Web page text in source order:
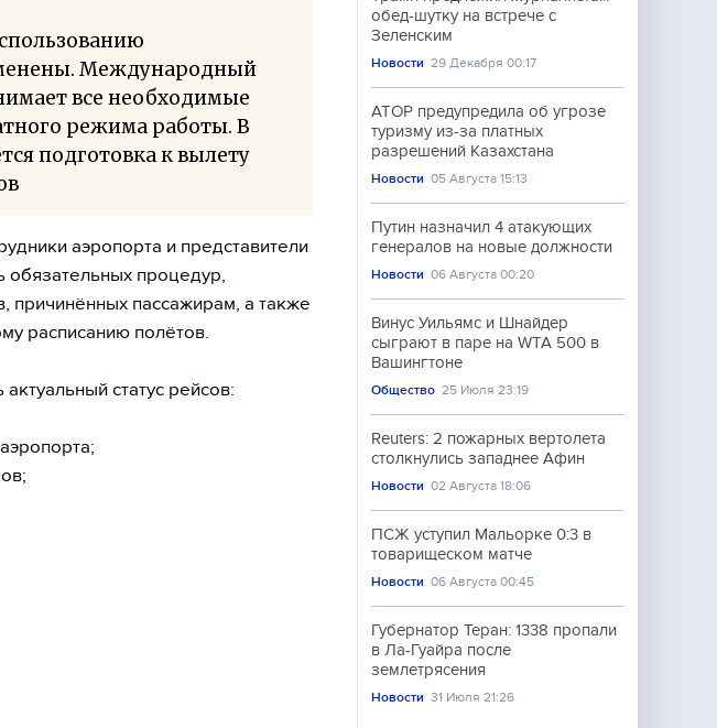
Международный
все необходимые
режима работы. В
подготовка к вылету
аэропорта и представители
процедур,
причинённых пассажирам, а также
расписанию полётов.
статус рейсов:
обед-шутку на встрече с
Зеленским
Новости 29 Декабря 00:17
АТОР предупредила об угрозе
туризму из-за платных
разрешений Казахстана
Новости 05 Августа 15:13
Путин назначил 4 атакующих
генералов на новые должности
Новости 06 Августа 00:20
Винус Уильямс и Шнайдер
сыграют в паре на WTA 500 в
Вашингтоне
Общество 25 Июля 23:19
Reuters: 2 пожарных вертолета
столкнулись западнее Афин
Новости 02 Августа 18:06
ПСЖ уступил Мальорке 0:3 в
товарищеском матче
Новости 06 Августа 00:45
Губернатор Теран: 1338 пропали
в Ла-Гуайра после
землетрясения
Новости 31 Июля 21:26